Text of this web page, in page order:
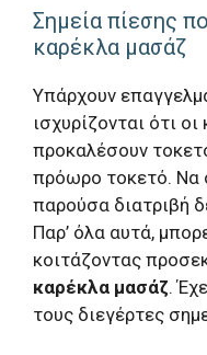
Σημεία πίεσης
καρέκλα μασάζ
Υπάρχουν
ισχυρίζονται ότι
προκαλέσουν
πρόωρο τοκετό. Να
παρούσα διατριβή
Παρ’ όλα αυτά,
κοιτάζοντας
καρέκλα μασάζ.
τους διεγέρτες